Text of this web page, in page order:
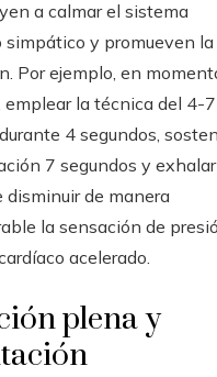
a calmar el sistema
simpático y promueven la
Por ejemplo, en
emplear la técnica del 4-
4 segundos,
7 segundos y
disminuir de manera
la sensación de
acelerado.
plena y